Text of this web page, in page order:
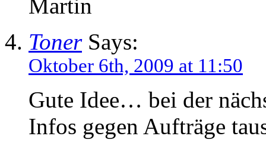
Martin
TonerSays:
Oktober 6th, 2009 at 11:50
Gute Idee… bei der
Infos gegen Aufträge